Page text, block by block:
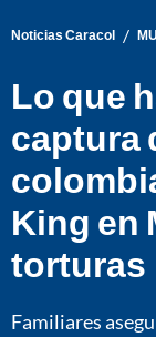
Noticias Caracol /
Lo que
captura
King en
torturas
Familiares